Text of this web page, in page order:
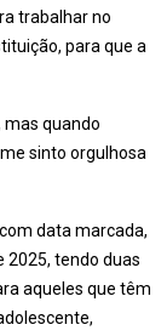
trabalhar no
para que a
mas quando
sinto orgulhosa
data marcada,
2025, tendo duas
aqueles que têm